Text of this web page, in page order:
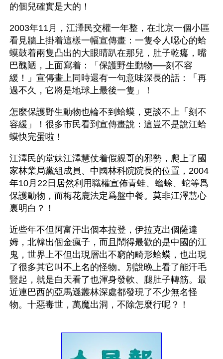
的個兒確實是大的！
2003年11月，江澤民交權一年整，在北京一個小區
看見牆上掛着這樣一幅宣傳畫：一隻令人噁心的蛤
蟆鼓着兩隻凸出的大眼睛趴在那兒，肚子乾癟，嘴
巴醜陋，上面寫着：「保護野生動物──刻不容
緩！」宣傳畫上同時還有一句意味深長的話：「再
過不久，它將是地球上最後一隻」！
怎麼保護野生動物也輪不到蛤蟆，更談不上「刻不
容緩」！很多市民看到宣傳畫說：這豈不是說江蛤
蟆快完蛋啦！
江澤民的堂妹江澤慧仗着假親哥的邪勢，爬上了國
家林業局黨組成員、中國林科院院長的位置，2004
年10月22日居然利用職權宣佈青蛙、蟾蜍、蛇等爲
保護動物，而梅花鹿法定爲盤中餐。莫非江澤慧心
裏明白？！
近些年不但阿富汗出個本拉登，伊拉克出個薩達
姆，北韓出個金瘋子，而且鬧得最歡的是中國的江
鬼，世界上不但出現層出不窮的畸形蛤蟆，也出現
了很多其它叫不上名的怪物。別說晚上看了能汗毛
豎起，就是白天看了也渾身發軟、腿肚子轉筋。最
近連巴西的亞馬遜叢林深處都發現了不少無名怪
物。十惡毒世，萬魔出洞，不除怎麼行呢？！